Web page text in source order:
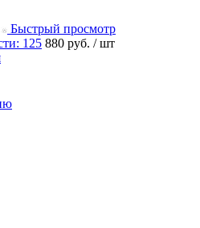
Быстрый просмотр
125 880 руб. / шт